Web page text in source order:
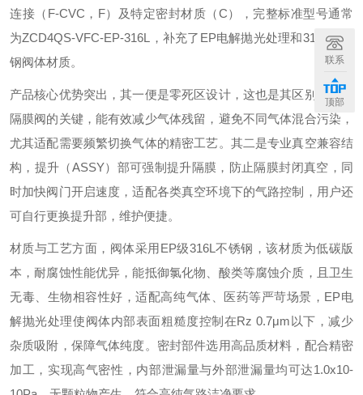
连接（F-CVC，F）及特定密封材质（C），完整标准型号通常
为ZCD4QS-VFC-EP-316L，补充了EP电解抛光处理和316L不锈
钢阀体材质。
产品核心优势突出，其一便是零死区设计，这也是其区别于普通
隔膜阀的关键，能有效减少气体残留，避免不同气体混合污染，
尤其适配需要频繁切换气体的精密工艺。其二是专业真空兼容结
构，提升（ASSY）部可强制提升隔膜，防止隔膜封闭真空，同
时加快阀门开启速度，适配各类真空环境下的气路控制，用户还
可自行更换提升部，维护便捷。
材质与工艺方面，阀体采用EP级316L不锈钢，该材质为低碳版
本，耐腐蚀性能优异，能抵御氯化物、酸类等腐蚀介质，且卫生
无毒、生物相容性好，适配高纯气体、医药等严苛场景，EP电
解抛光处理使阀体内部表面粗糙度控制在Rz 0.7μm以下，减少
杂质吸附，保障气体纯度。密封部件选用高品质材料，配合精密
加工，实现高气密性，内部泄漏量与外部泄漏量均可达1.0x10-
联系
顶部